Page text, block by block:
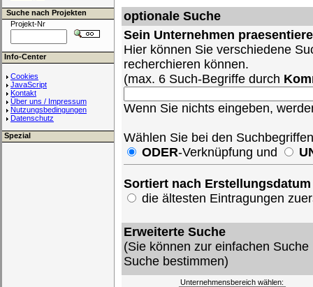
Suche nach Projekten
Projekt-Nr
Info-Center
Cookies
JavaScript
Kontakt
Über uns / Impressum
Nutzungsbedingungen
Datenschutz
Spezial
optionale Suche
Sein Unternehmen
Hier können Sie verschiedene
recherchieren können.
(max. 6 Such-Begriffe durch
Wenn Sie nichts eingeben,
Wählen Sie bei den
ODER-Verknüpfung und
Sortiert nach Erstellungsdatum
die ältesten Eintragungen
Erweiterte Suche
(Sie können zur einfachen
Suche bestimmen)
Unternehmensbereich wählen: